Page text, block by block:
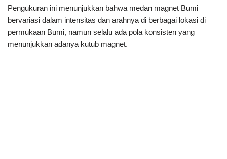
Pengukuran ini menunjukkan bahwa medan magnet Bumi
bervariasi dalam intensitas dan arahnya di berbagai lokasi di
permukaan Bumi, namun selalu ada pola konsisten yang
menunjukkan adanya kutub magnet.